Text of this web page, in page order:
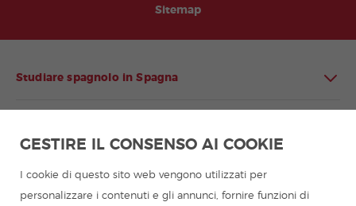
Sitemap
Studiare spagnolo in Spagna
GESTIRE IL CONSENSO AI COOKIE
I cookie di questo sito web vengono utilizzati per
personalizzare i contenuti e gli annunci, fornire funzioni di